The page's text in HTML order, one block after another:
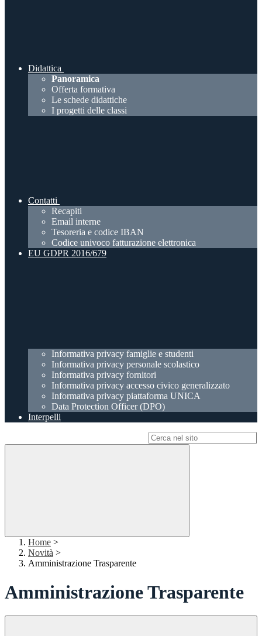
Didattica
Panoramica
Offerta formativa
Le schede didattiche
I progetti delle classi
Contatti
Recapiti
Email interne
Tesoreria e codice IBAN
Codice univoco fatturazione elettronica
EU GDPR 2016/679
Informativa privacy famiglie e studenti
Informativa privacy personale scolastico
Informativa privacy fornitori
Informativa privacy accesso civico generalizzato
Informativa privacy piattaforma UNICA
Data Protection Officer (DPO)
Interpelli
Home >
Novità >
Amministrazione Trasparente
Amministrazione Trasparente